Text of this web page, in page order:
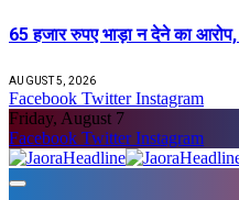
65 हजार रुपए भाड़ा न देने का
AUGUST 5, 2026
Facebook Twitter Instagram
Friday, August 7
Facebook Twitter Instagram